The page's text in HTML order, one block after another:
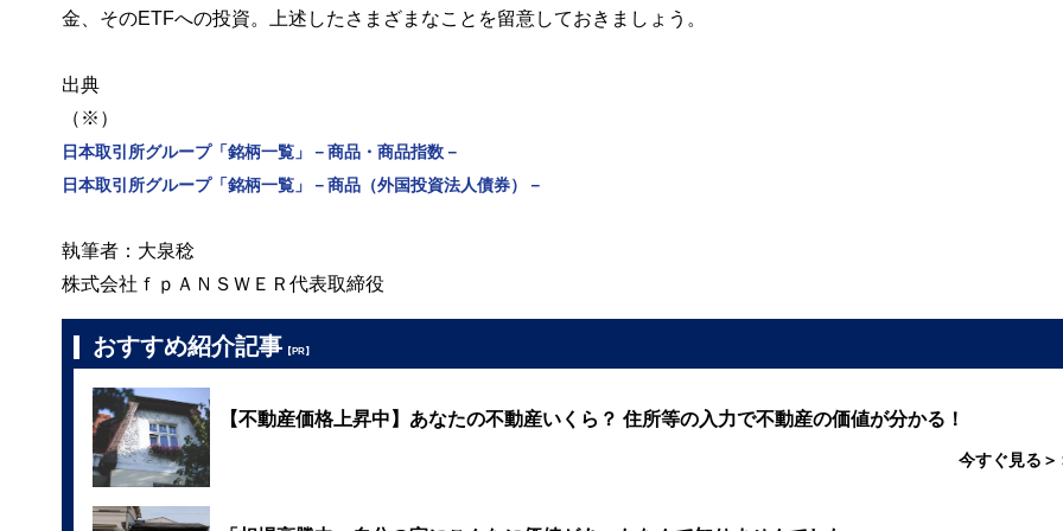
金、そのETFへの投資。上述したさまざまなことを留意しておきましょう。
出典
（※）
日本取引所グループ「銘柄一覧」－商品・商品指数－
日本取引所グループ「銘柄一覧」－商品（外国投資法人債券）－
執筆者：大泉稔
株式会社ｆｐＡＮＳＷＥＲ代表取締役
おすすめ紹介記事 【PR】
【不動産価格上昇中】あなたの不動産いくら？ 住所等の入力で不動産の価値が分かる！
今すぐ見る＞